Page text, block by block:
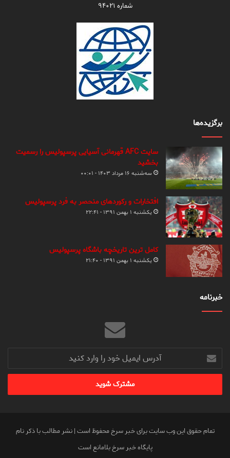
شماره ۹۴۰۲۱
برگزیده‌ها
سایت AFC قهرمانی آسیایی پرسپولیس را رسمیت
بخشید
سه‌شنبه ۱۶ مرداد ۱۴۰۳ - ۰۰:۰۱
افتخارات و رکوردهای منحصر به فرد پرسپولیس
یکشنبه ۱ بهمن ۱۳۹۱ - ۲۲:۴۱
کامل ترین تاریخچه باشگاه پرسپولیس
یکشنبه ۱ بهمن ۱۳۹۱ - ۲۱:۴۰
خبرنامه
آدرس
ایمیل
خود
وارد
تمام حقوق این وب سایت برای خبر سرخ محفوظ است | نشر مطالب با ذکر نام
پایگاه خبر سرخ بلامانع است